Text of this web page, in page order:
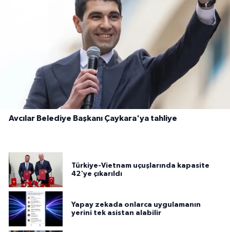
Avcılar Belediye Başkanı Çaykara'ya tahliye
Türkiye-Vietnam uçuşlarında kapasite
42'ye çıkarıldı
Yapay zekada onlarca uygulamanın
yerini tek asistan alabilir